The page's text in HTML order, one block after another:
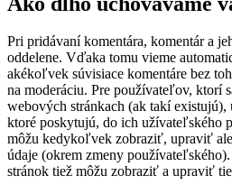
Pri pridávaní komentára, komentár a
oddelene. Vďaka tomu vieme
akékoľvek súvisiace komentáre bez
na moderáciu. Pre používateľov, ktorí
webových stránkach (ak takí existujú),
ktoré poskytujú, do ich užívateľského
môžu kedykoľvek zobraziť, upraviť
údaje (okrem zmeny
stránok tiež môžu zobraziť a upraviť